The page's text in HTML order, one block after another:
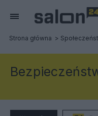
Strona główna